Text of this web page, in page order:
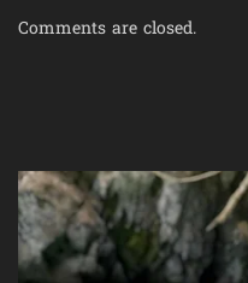
Comments are closed.